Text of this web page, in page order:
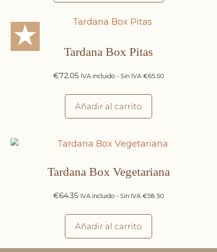
★ Tardana Box Pitas
€72.05 IVA incluido - Sin IVA €65.50
Añadir al carrito
Tardana Box Vegetariana
€64.35 IVA incluido - Sin IVA €58.50
Añadir al carrito